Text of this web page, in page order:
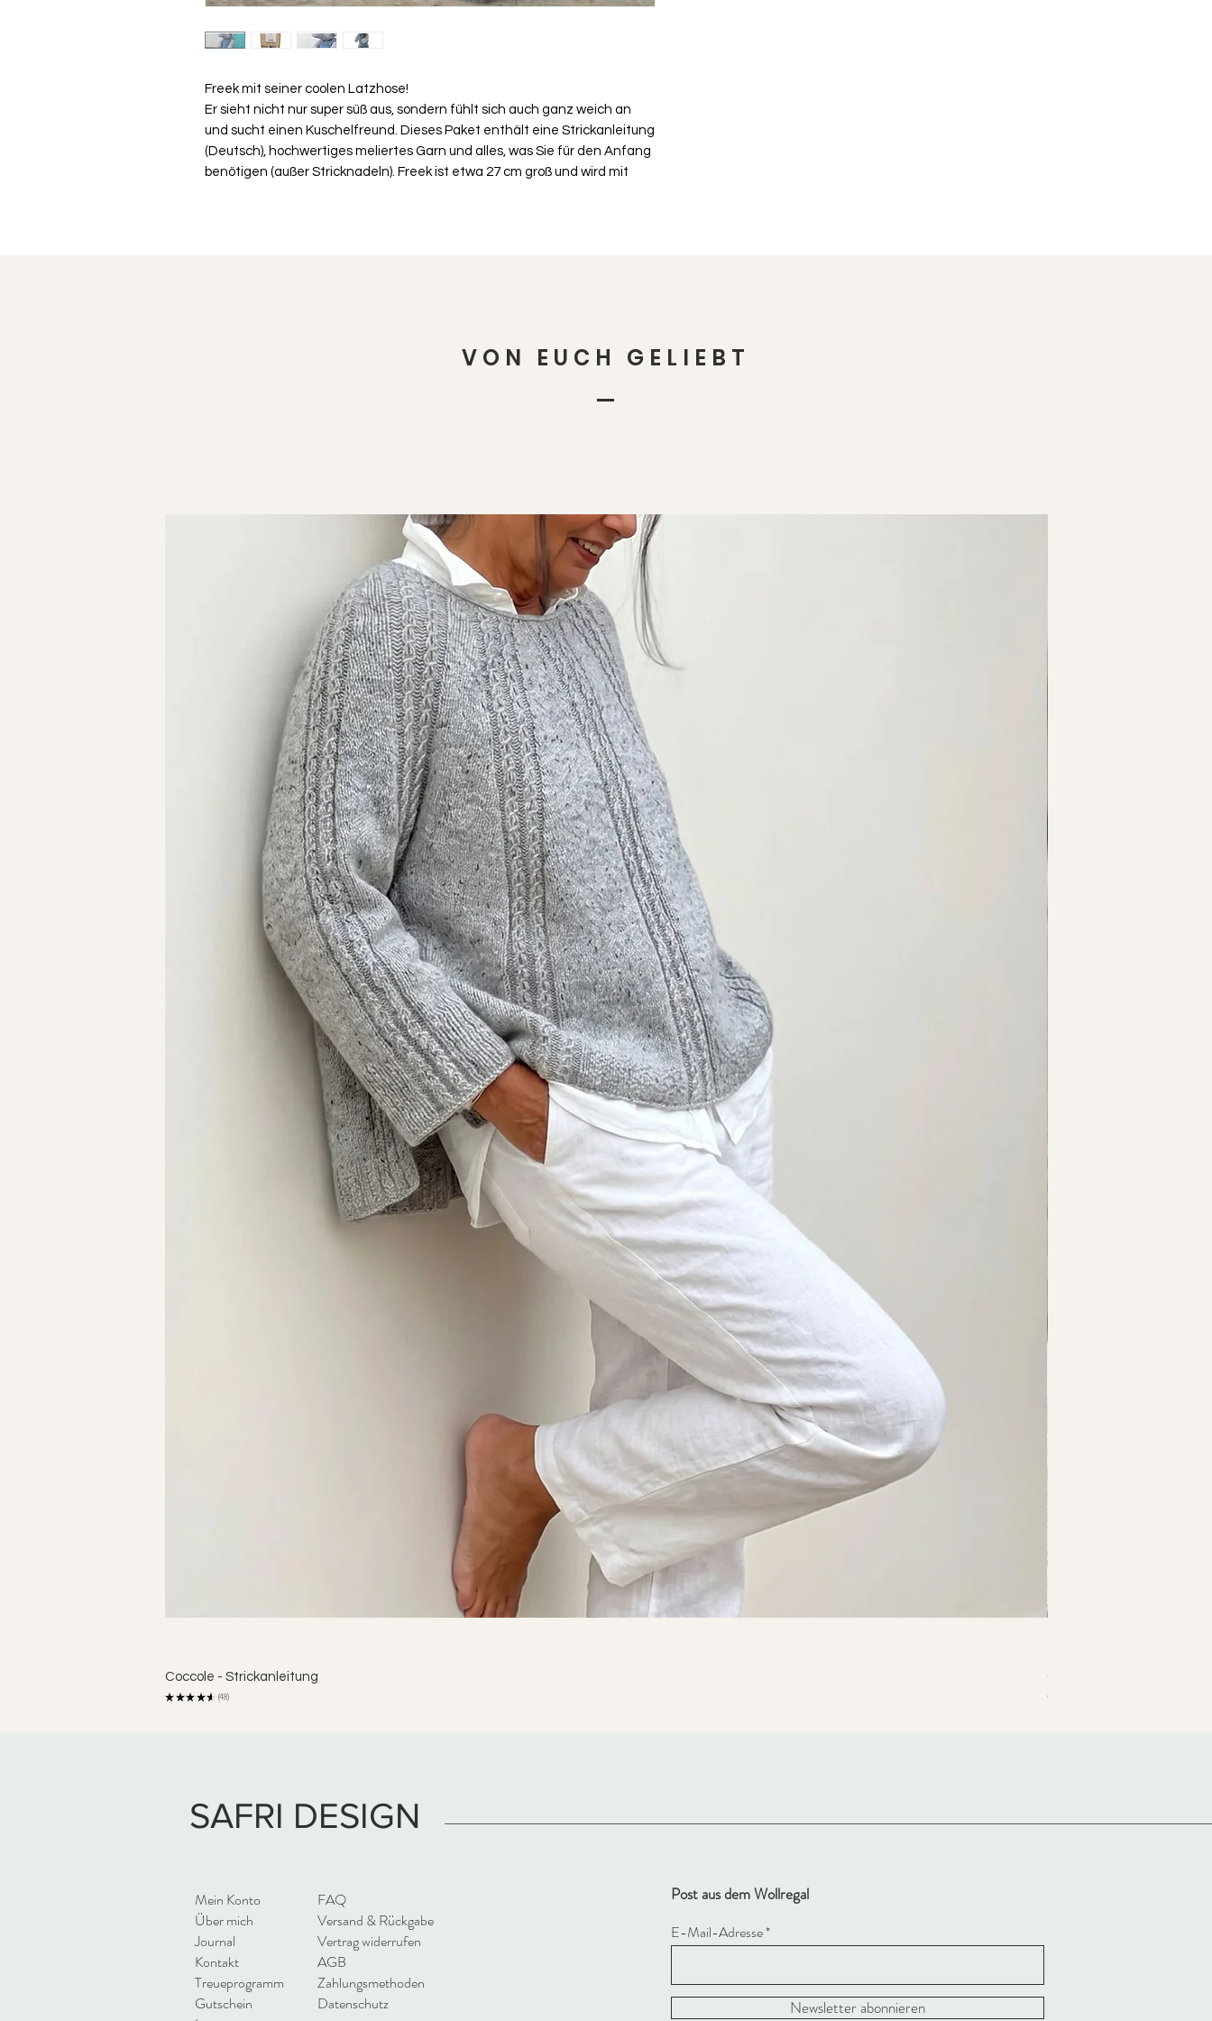
Freek mit seiner coolen Latzhose!
Er sieht nicht nur super süß aus, sondern fühlt sich auch ganz weich an
und sucht einen Kuschelfreund. Dieses Paket enthält eine Strickanleitung
(Deutsch), hochwertiges meliertes Garn und alles, was Sie für den Anfang
benötigen (außer Stricknadeln). Freek ist etwa 27 cm groß und wird mit
VON EUCH GELIEBT
Coccole - Strickanleitung
★ ★★ ★★ 48
48
Coco Shirt -
★
SAFRI DESIGN
Mein Konto
Über mich
Journal
Kontakt
Treueprogramm
Gutschein
FAQ
Versand & Rückgabe
Vertrag widerrufen
AGB
Zahlungsmethoden
Datenschutz
Post aus dem Wollregal
E-Mail-Adresse
Newsletter abonnieren